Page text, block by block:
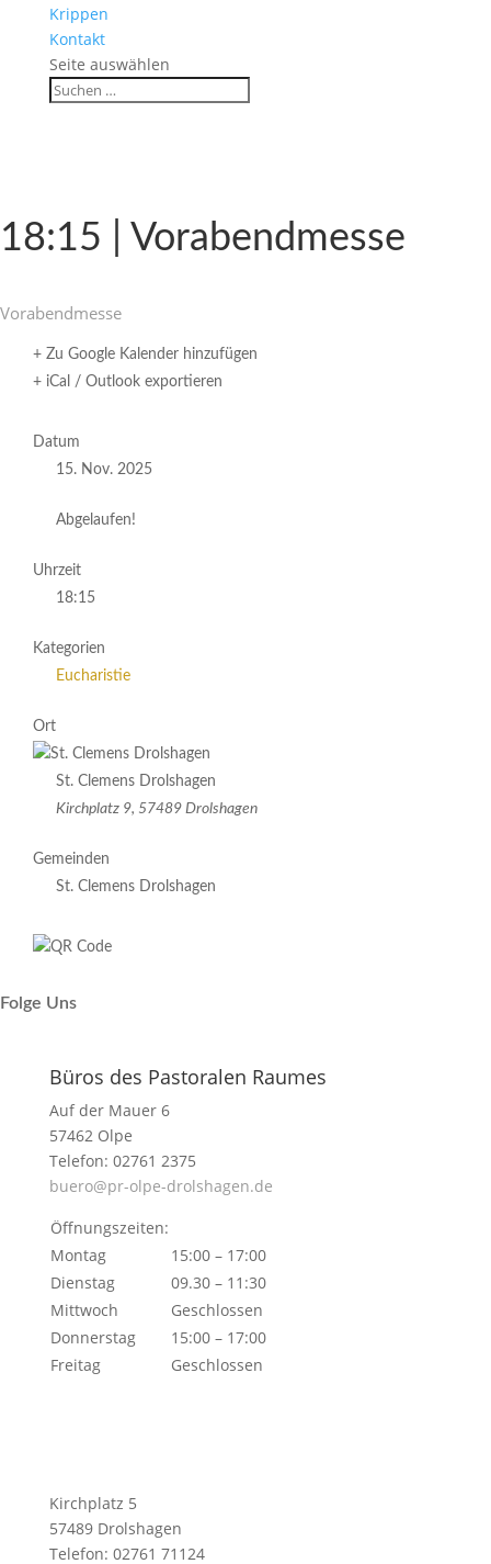
Krippen
Kontakt
Seite auswählen
18:15 | Vorabendmesse
Vorabend­messe
+ Zu Google Kalender hinzufügen
+ iCal / Outlook exportieren
Datum
15. Nov. 2025
Abgelaufen!
Uhrzeit
18:15
Kategorien
Eucharistie
Ort
St. Clemens Drolshagen
Kirchplatz 9, 57489 Drolshagen
Gemeinden
St. Clemens Drolshagen
Folge Uns
Büros des Pastoralen Raumes
Auf der Mauer 6
57462 Olpe
Telefon: 02761 2375
buero@pr-olpe-drolshagen.de
Öffnungszeiten:
Montag
15:00 – 17:00
Dienstag
09.30 – 11:30
Mittwoch
Geschlossen
Donnerstag
15:00 – 17:00
Freitag
Geschlossen
Kirchplatz 5
57489 Drolshagen
Telefon: 02761 71124